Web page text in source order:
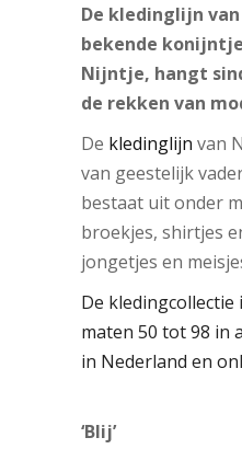
De kledinglijn
bekende
Nijntje, hangt
de rekken van
De kledinglijn van
van geestelijk
bestaat uit onder
broekjes, shirtjes
jongetjes en
De
maten 50 tot 98 in
in Nederland en
‘Blij’